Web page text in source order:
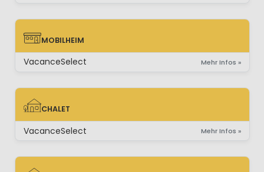
MOBILHEIM
MOBILHEIM
VacanceSelect Mehr Infos »
CHALET
CHALET
VacanceSelect Mehr Infos »